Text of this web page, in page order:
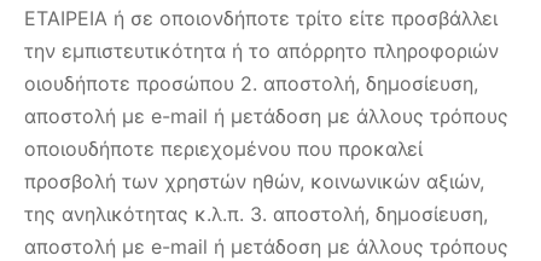
ΕΤΑΙΡΕΙΑ ή σε οποιονδήποτε τρίτο είτε προσβάλλει
την εμπιστευτικότητα ή το απόρρητο πληροφοριών
οιουδήποτε προσώπου 2. αποστολή, δημοσίευση,
αποστολή με e-mail ή μετάδοση με άλλους τρόπους
οποιουδήποτε περιεχομένου που προκαλεί
προσβολή των χρηστών ηθών, κοινωνικών αξιών,
της ανηλικότητας κ.λ.π. 3. αποστολή, δημοσίευση,
αποστολή με e-mail ή μετάδοση με άλλους τρόπους